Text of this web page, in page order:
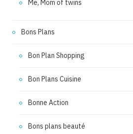
Me, Mom of twins
Bons Plans
Bon Plan Shopping
Bon Plans Cuisine
Bonne Action
Bons plans beauté